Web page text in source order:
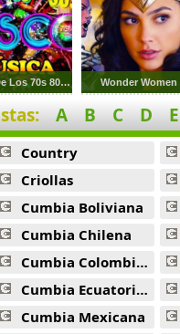
Musica De Los 70s 80s 90s Wonder Women
A B C D E
Country
Criollas
Cumbia Boliviana
Cumbia Chilena
Cumbia Colombiana
Cumbia Ecuatoriana
Cumbia Mexicana